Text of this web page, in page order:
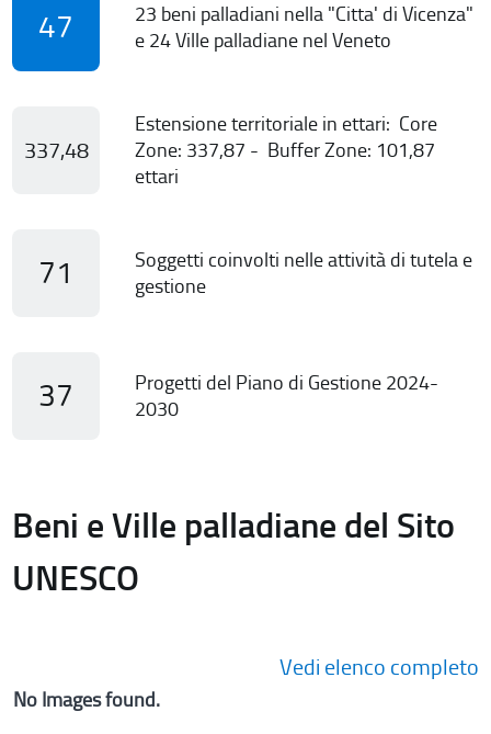
47
23 beni palladiani nella "Citta' di Vicenza"
e 24 Ville palladiane nel Veneto
337,48
Estensione territoriale in ettari: Core
Zone: 337,87 - Buffer Zone: 101,87
ettari
71
Soggetti coinvolti nelle attività di tutela e
gestione
37
Progetti del Piano di Gestione 2024-
2030
Beni e Ville palladiane del Sito
UNESCO
Vedi elenco completo
No Images found.